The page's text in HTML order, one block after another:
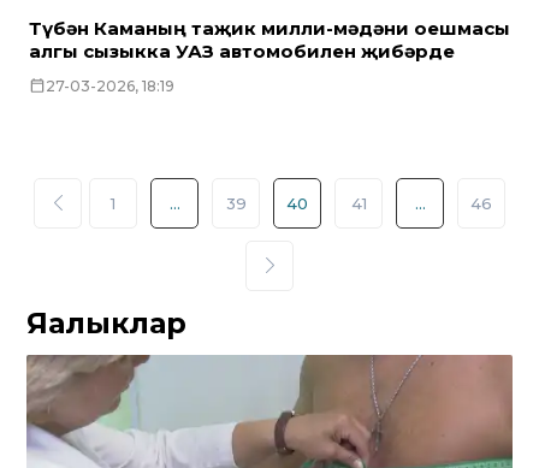
Түбән Каманың таҗик милли-мәдәни оешмасы
алгы сызыкка УАЗ автомобилен җибәрде
27-03-2026, 18:19
1 ... 39 40 41 ... 46
Яңалыклар